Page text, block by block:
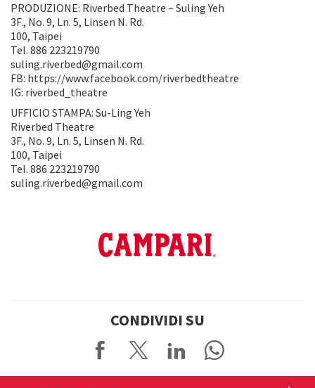
PRODUZIONE: Riverbed Theatre – Suling Yeh
3F., No. 9, Ln. 5, Linsen N. Rd.
100, Taipei
Tel. 886 223219790
suling.riverbed@gmail.com
FB: https://www.facebook.com/riverbedtheatre
IG: riverbed_theatre
UFFICIO STAMPA: Su-Ling Yeh
Riverbed Theatre
3F., No. 9, Ln. 5, Linsen N. Rd.
100, Taipei
Tel. 886 223219790
suling.riverbed@gmail.com
CONDIVIDI SU